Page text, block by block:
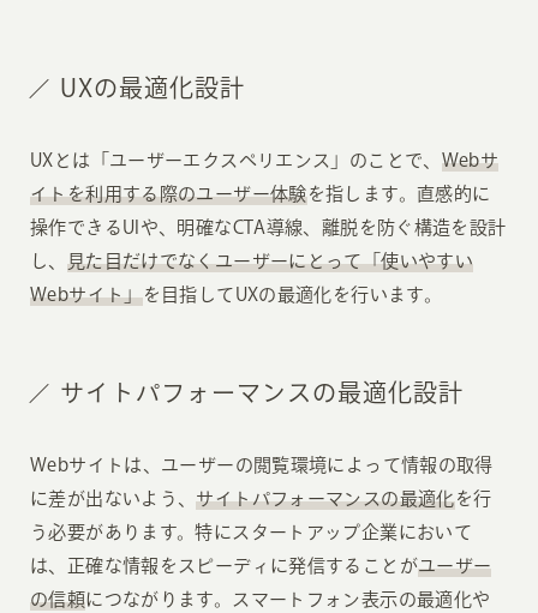
UXの最適化設計
UXとは「ユーザーエクスペリエンス」のことで、 Webサ
イトを利用する際のユーザー体験を指します。直感的に
操作できるUIや、明確なCTA導線、離脱を防ぐ構造を設計
し、 見た目だけでなくユーザーにとって「使いやすい
Webサイト」を目指してUXの最適化を行います。
サイトパフォーマンスの最適化設計
Webサイトは、ユーザーの閲覧環境によって情報の取得
に差が出ないよう、サイトパフォーマンスの最適化を行
う必要があります。特にスタートアップ企業において
は、正確な情報をスピーディに発信することがユーザー
の信頼につながります。スマートフォン表示の最適化や